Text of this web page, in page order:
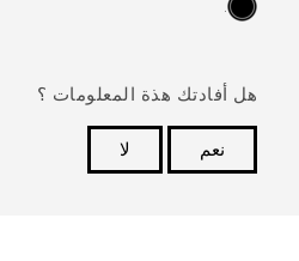
هل أفادتك هذة المعلومات ؟
نعم
لا